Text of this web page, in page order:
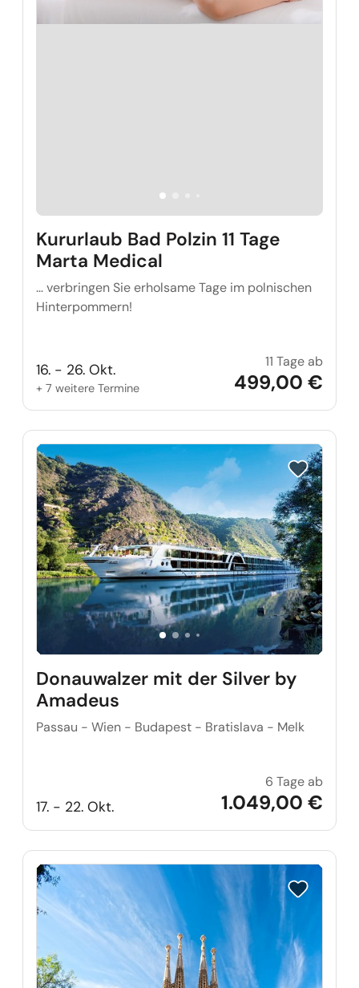
Kururlaub Bad Polzin 11 Tage
Marta Medical
… verbringen Sie erholsame Tage im polnischen
Hinterpommern!
16. - 26. Okt.
+ 7 weitere Termine
11 Tage ab
499,00 €
Reise auf
Donauwalzer mit der Silver by
Amadeus
Passau - Wien - Budapest - Bratislava - Melk
17. - 22. Okt.
6 Tage ab
1.049,00 €
Reise auf